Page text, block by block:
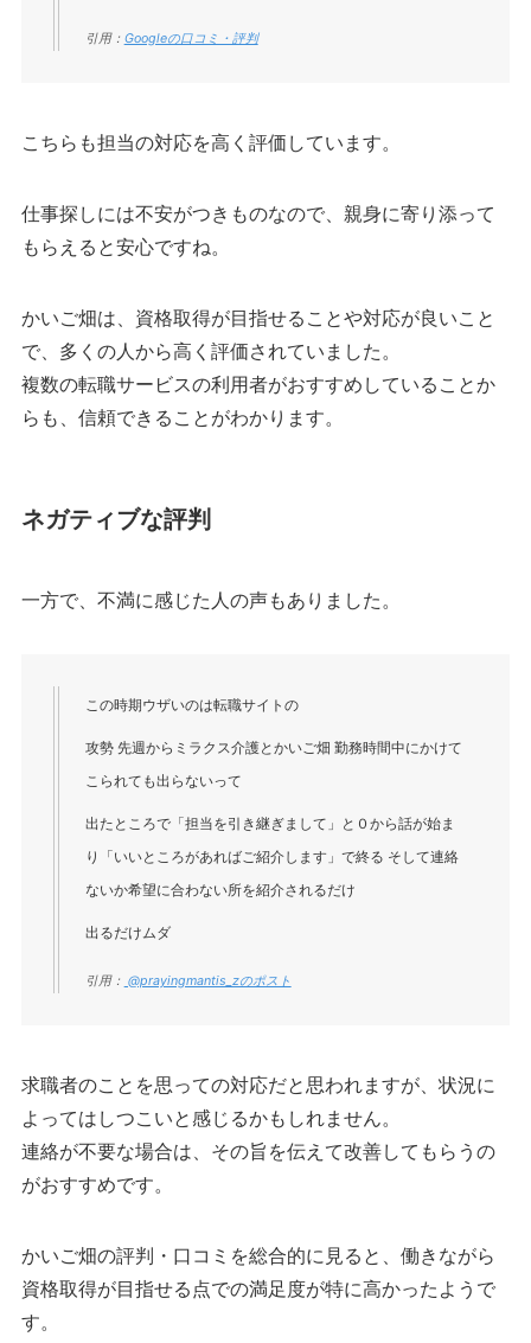
引用： Googleの口コミ・評判
こちらも担当の対応を高く評価しています。
仕事探しには不安がつきものなので、親身に寄り添って
もらえると安心ですね。
かいご畑は、資格取得が目指せることや対応が良いこと
で、多くの人から高く評価されていました。
複数の転職サービスの利用者がおすすめしていることか
らも、信頼できることがわかります。
ネガティブな評判
一方で、不満に感じた人の声もありました。
この時期ウザいのは転職サイトの
攻勢 先週からミラクス介護とかいご畑 勤務時間中にかけて
こられても出らないって
出たところで「担当を引き継ぎまして」と０から話が始ま
り「いいところがあればご紹介します」で終る そして連絡
ないか希望に合わない所を紹介されるだけ
出るだけムダ
引用： @prayingmantis_zのポスト
求職者のことを思っての対応だと思われますが、状況に
よってはしつこいと感じるかもしれません。
連絡が不要な場合は、その旨を伝えて改善してもらうの
がおすすめです。
かいご畑の評判・口コミを総合的に見ると、働きながら
資格取得が目指せる点での満足度が特に高かったようで
す。